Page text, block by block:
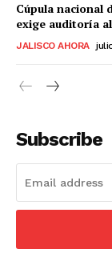
Cúpula nacional
exige auditoría
JALISCO AHORA
Subscribe